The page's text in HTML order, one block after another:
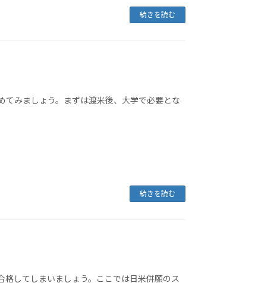
続きを読む
てみましょう。まずは渡米後、大学で必要とな
続きを読む
格してしまいましょう。ここでは日米併願のス